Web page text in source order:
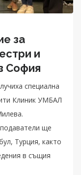
за
и
София
специална
Клиник УМБАЛ
ще
Турция, както
в същия